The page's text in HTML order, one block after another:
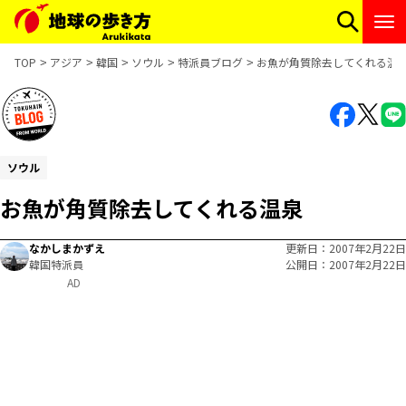
TOP アジア 韓国 ソウル 特派員ブログ お魚が角質除去してくれる温
ソウル
お魚が角質除去してくれる温泉
なかしまかずえ
韓国特派員
更新日
2007年2月22日
公開日
2007年2月22日
AD